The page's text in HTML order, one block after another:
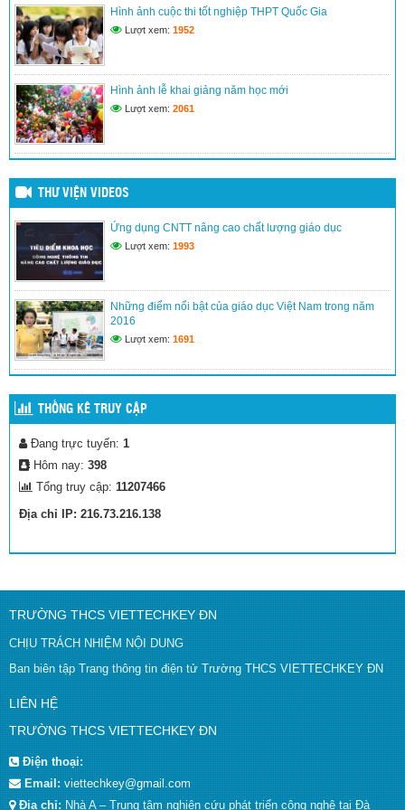
(24/03/2017)
Kế hoạch đổi mới giáo dục nâng cao chất lượng dạy và học
(24/03/2017)
Hình ảnh cuộc thi tốt nghiệp THPT Quốc Gia
Lượt xem: 1952
Hình ảnh lễ khai giảng năm học mới
Lượt xem: 2061
THƯ VIỆN VIDEOS
Ứng dụng CNTT nâng cao chất lượng giáo dục
Lượt xem: 1993
Những điểm nổi bật của giáo dục Việt Nam trong năm
2016
Lượt xem: 1691
THỐNG KÊ TRUY CẬP
Đang trực tuyến: 1
Hôm nay: 398
Tổng truy cập: 11207466
Địa chỉ IP: 216.73.216.138
TRƯỜNG THCS VIETTECHKEY ĐN
CHỊU TRÁCH NHIỆM NỘI DUNG
Ban biên tập Trang thông tin điện tử Trường THCS VIETTECHKEY ĐN
LIÊN HỆ
TRƯỜNG THCS VIETTECHKEY ĐN
Điện thoại:
Email:viettechkey@gmail.com
Địa chỉ:Nhà A – Trung tâm nghiên cứu phát triển công nghệ tại Đà